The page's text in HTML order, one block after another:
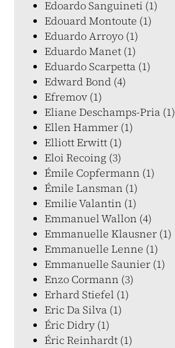
Edoardo Sanguineti (1)
Edouard Montoute (1)
Eduardo Arroyo (1)
Eduardo Manet (1)
Eduardo Scarpetta (1)
Edward Bond (4)
Efremov (1)
Eliane Deschamps-Pria (1)
Ellen Hammer (1)
Elliott Erwitt (1)
Eloi Recoing (3)
Émile Copfermann (1)
Émile Lansman (1)
Emilie Valantin (1)
Emmanuel Wallon (4)
Emmanuelle Klausner (1)
Emmanuelle Lenne (1)
Emmanuelle Saunier (1)
Enzo Cormann (3)
Erhard Stiefel (1)
Eric Da Silva (1)
Éric Didry (1)
Éric Reinhardt (1)